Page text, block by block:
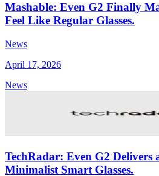
Mashable: Even G2 Finally
Feel Like Regular Glasses.
News
April 17, 2026
News
TechRadar: Even G2 Delivers
Minimalist Smart Glasses.